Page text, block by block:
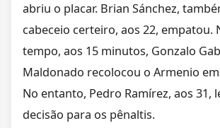
abriu o placar. Brian Sánchez,
cabeceio certeiro, aos 22, empatou.
tempo, aos 15 minutos, Gonzalo
Maldonado recolocou o Armenio
No entanto, Pedro Ramírez, aos 31,
decisão para os pênaltis.